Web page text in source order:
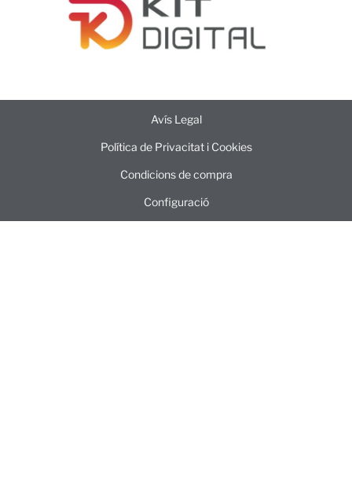
Avís Legal
Política de Privacitat i Cookies
Condicions de compra
Configuració